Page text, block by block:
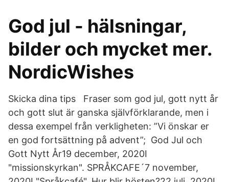
God jul - hälsningar,
bilder och mycket mer.
NordicWishes
Skicka dina tips Fraser som god jul, gott nytt år
och gott slut är ganska självförklarande, men i
dessa exempel från verkligheten: ”Vi önskar er
en god fortsättning på advent”; God Jul och
Gott Nytt År19 december, 2020I
"missionskyrkan". SPRÅKCAFE´7 november,